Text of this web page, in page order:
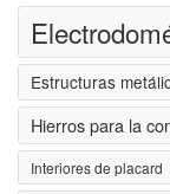
Estructuras
Hierros para la
Interiores de placard